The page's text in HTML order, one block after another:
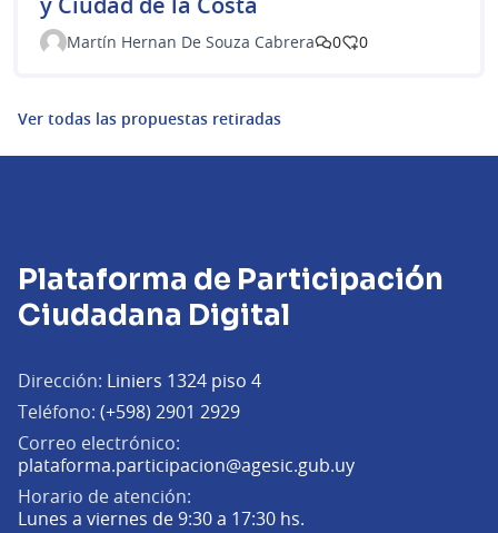
Martín Hernan De Souza Cabrera 0 0
Ver todas las propuestas retiradas
Plataforma de Participación
Ciudadana Digital
Dirección: Liniers 1324 piso 4
Teléfono: (+598) 2901 2929
Correo electrónico:
plataforma.participacion@agesic.gub.uy(Abrir en una
Horario de atención:
Lunes a viernes de 9:30 a 17:30 hs.